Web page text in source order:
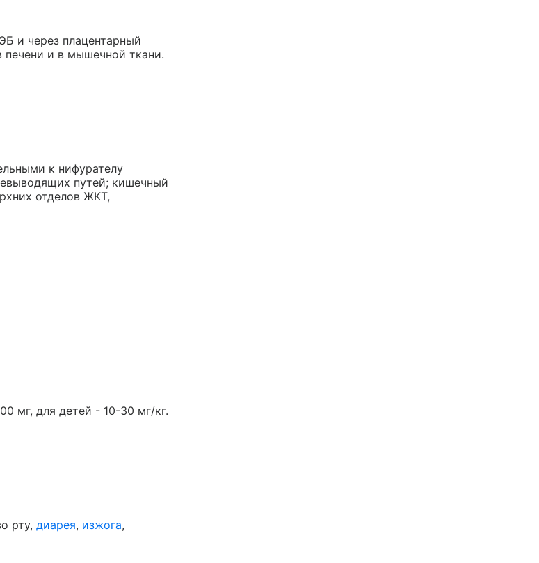
и через плацентарный
и в мышечной ткани.
к нифурателу
путей; кишечный
отделов ЖКТ,
мг, для детей - 10-30 мг/кг.
рту, диарея, изжога,